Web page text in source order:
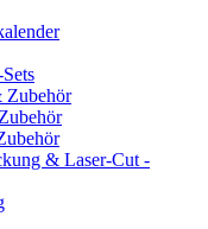
Zubehör
& Laser-Cut -